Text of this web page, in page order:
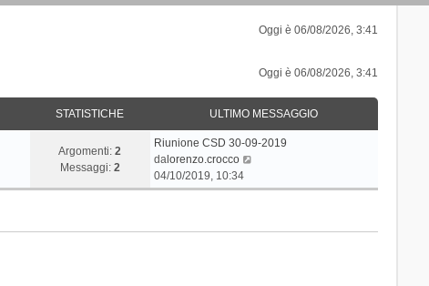
Oggi è 06/08/2026, 3:41
Oggi è 06/08/2026, 3:41
STATISTICHE ULTIMO MESSAGGIO
Argomenti:2
Messaggi: 2
Riunione CSD 30-09-2019
dalorenzo.crocco
d
04/10/2019, 10:34